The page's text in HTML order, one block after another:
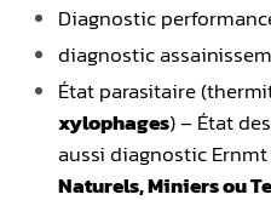
Diagnostic
diagnostic
État parasitaire
xylophages)– État
aussi diagnostic
Naturels, Miniers ou